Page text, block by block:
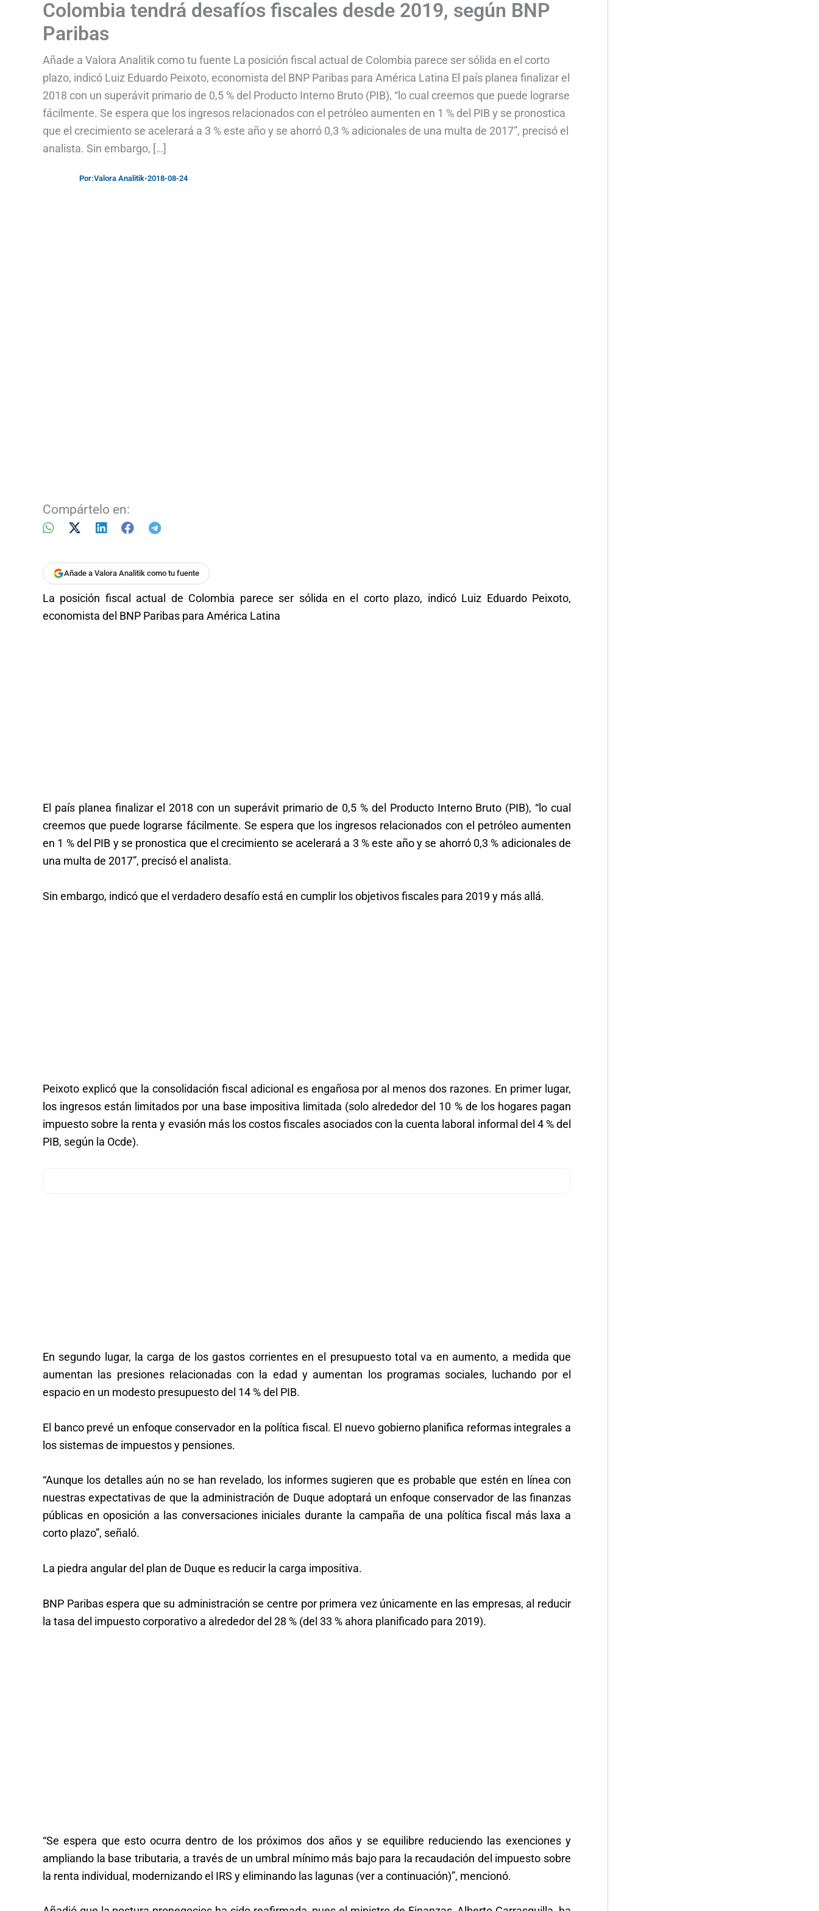
Colombia tendrá desafíos fiscales desde 2019, según BNP
Paribas
Añade a Valora Analitik como tu fuente La posición fiscal actual de Colombia parece ser sólida en el corto
plazo, indicó Luiz Eduardo Peixoto, economista del BNP Paribas para América Latina El país planea finalizar el
2018 con un superávit primario de 0,5 % del Producto Interno Bruto (PIB), “lo cual creemos que puede lograrse
fácilmente. Se espera que los ingresos relacionados con el petróleo aumenten en 1 % del PIB y se pronostica
que el crecimiento se acelerará a 3 % este año y se ahorró 0,3 % adicionales de una multa de 2017”, precisó el
analista. Sin embargo, […]
Por:Valora Analitik-2018-08-24
Compártelo en:
Añade a Valora Analitik como tu fuente
La posición fiscal actual de Colombia parece ser sólida en el corto plazo, indicó Luiz Eduardo Peixoto,
economista del BNP Paribas para América Latina
El país planea finalizar el 2018 con un superávit primario de 0,5 % del Producto Interno Bruto (PIB), “lo cual
creemos que puede lograrse fácilmente. Se espera que los ingresos relacionados con el petróleo aumenten
en 1 % del PIB y se pronostica que el crecimiento se acelerará a 3 % este año y se ahorró 0,3 % adicionales de
una multa de 2017”, precisó el analista.
Sin embargo, indicó que el verdadero desafío está en cumplir los objetivos fiscales para 2019 y más allá.
Peixoto explicó que la consolidación fiscal adicional es engañosa por al menos dos razones. En primer lugar,
los ingresos están limitados por una base impositiva limitada (solo alrededor del 10 % de los hogares pagan
impuesto sobre la renta y evasión más los costos fiscales asociados con la cuenta laboral informal del 4 % del
PIB, según la Ocde).
En segundo lugar, la carga de los gastos corrientes en el presupuesto total va en aumento, a medida que
aumentan las presiones relacionadas con la edad y aumentan los programas sociales, luchando por el
espacio en un modesto presupuesto del 14 % del PIB.
El banco prevé un enfoque conservador en la política fiscal. El nuevo gobierno planifica reformas integrales a
los sistemas de impuestos y pensiones.
“Aunque los detalles aún no se han revelado, los informes sugieren que es probable que estén en línea con
nuestras expectativas de que la administración de Duque adoptará un enfoque conservador de las finanzas
públicas en oposición a las conversaciones iniciales durante la campaña de una política fiscal más laxa a
corto plazo”, señaló.
La piedra angular del plan de Duque es reducir la carga impositiva.
BNP Paribas espera que su administración se centre por primera vez únicamente en las empresas, al reducir
la tasa del impuesto corporativo a alrededor del 28 % (del 33 % ahora planificado para 2019).
“Se espera que esto ocurra dentro de los próximos dos años y se equilibre reduciendo las exenciones y
ampliando la base tributaria, a través de un umbral mínimo más bajo para la recaudación del impuesto sobre
la renta individual, modernizando el IRS y eliminando las lagunas (ver a continuación)”, mencionó.